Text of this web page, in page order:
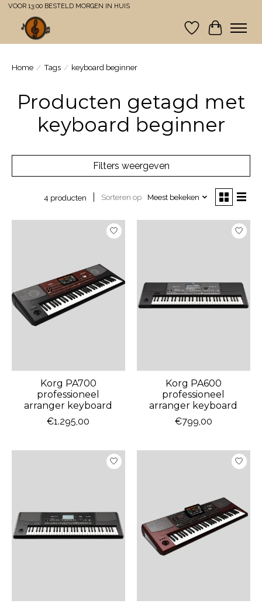
VOOR 13:00 BESTELD MORGEN IN HUIS
Verlanglijst
Home / Tags / keyboard beginner
Producten getagd met
keyboard beginner
Filters weergeven
4 producten Sorteren op Meest bekeken
Korg PA700
professioneel
arranger keyboard
€1.295,00
Korg PA600
professioneel
arranger keyboard
€799,00